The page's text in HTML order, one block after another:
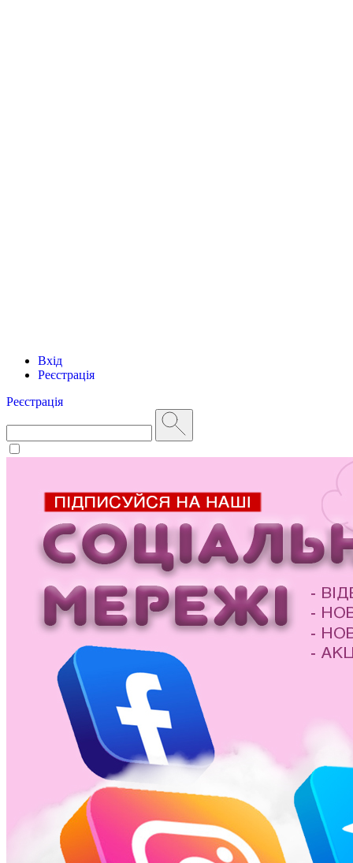
Вхід
Реєстрація
Реєстрація